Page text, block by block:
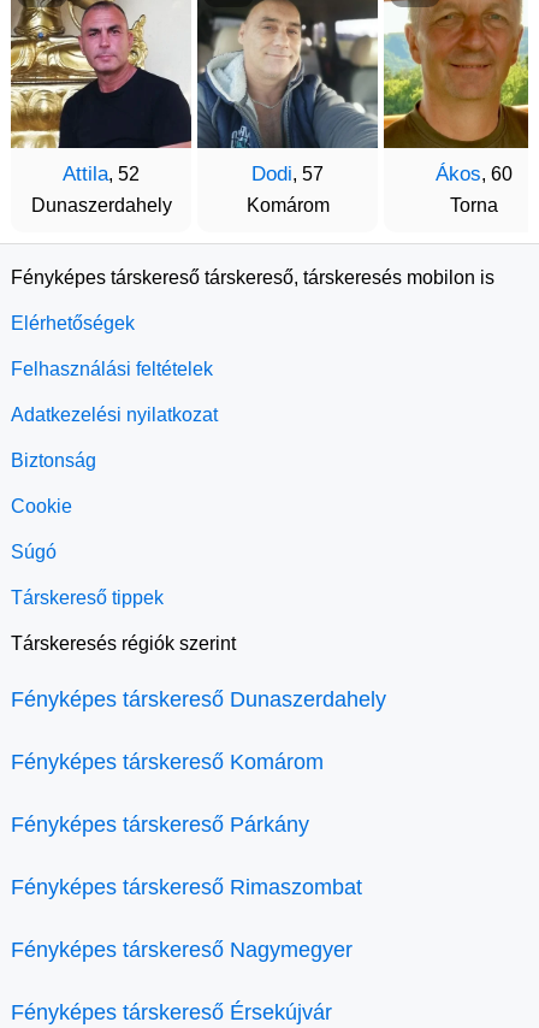
Attila, 52
Dunaszerdahely
Dodi, 57
Komárom
Ákos, 60
Torna
Fényképes társkereső társkereső, társkeresés mobilon is
Elérhetőségek
Felhasználási feltételek
Adatkezelési nyilatkozat
Biztonság
Cookie
Súgó
Társkereső tippek
Társkeresés régiók szerint
Fényképes társkereső Dunaszerdahely
Fényképes társkereső Komárom
Fényképes társkereső Párkány
Fényképes társkereső Rimaszombat
Fényképes társkereső Nagymegyer
Fényképes társkereső Érsekújvár